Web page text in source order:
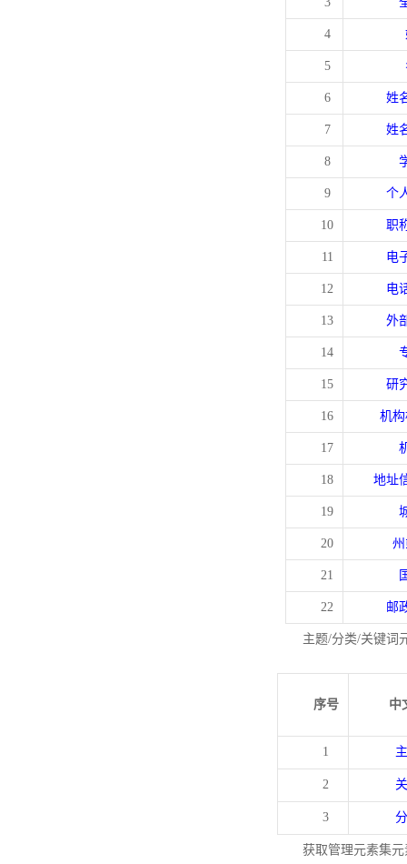
4
5
6 姓
7 姓
8
9 个
10 职
11 电
12 电
13 外
14
15 研
16 机
17
18 地址
19
20
21
22 邮
主题/分类/关键词
序号 中
1
2
3
获取管理元素集